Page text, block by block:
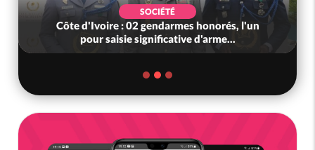
SOCIÉTÉ
Côte d'Ivoire : 02 gendarmes honorés, l'un
pour saisie significative d'arme...